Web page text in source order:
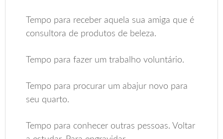
Tempo para receber aquela sua amiga que é
consultora de produtos de beleza.
Tempo para fazer um trabalho voluntário.
Tempo para procurar um abajur novo para
seu quarto.
Tempo para conhecer outras pessoas. Voltar